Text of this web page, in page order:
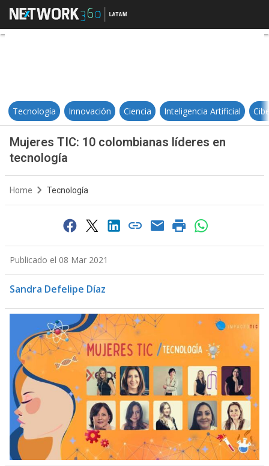
Mujeres TIC: 10 colombianas
Tecnología Innovación Ciencia Inteligencia Artificial
Mujeres TIC: 10 colombianas líderes en
tecnología
Home Tecnología
Publicado el 08 Mar 2021
Sandra Defelipe Díaz